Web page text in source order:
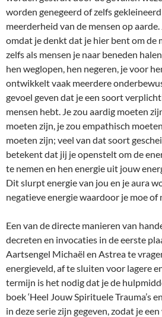
worden genegeerd of zelfs
meerderheid van de mensen op
omdat je denkt dat je hier bent om de
zelfs als mensen je naar beneden
hen weglopen, hen negeren, je voor
ontwikkelt vaak meerdere
gevoel geven dat je een soort
mensen hebt. Je zou aardig moeten
moeten zijn, je zou empathisch
moeten zijn; veel van dat soort
betekent dat jij je openstelt om de
te nemen en hen energie uit jouw
Dit slurpt energie van jou en je aura
negatieve energie waardoor je moe
Een van de directe manieren van
decreten en invocaties in de eerste
Aartsengel Michaël en Astrea te
energieveld, af te sluiten voor lagere
termijn is het nodig dat je de
boek ‘Heel Jouw Spirituele Trauma’s
in deze serie zijn gegeven, zodat je